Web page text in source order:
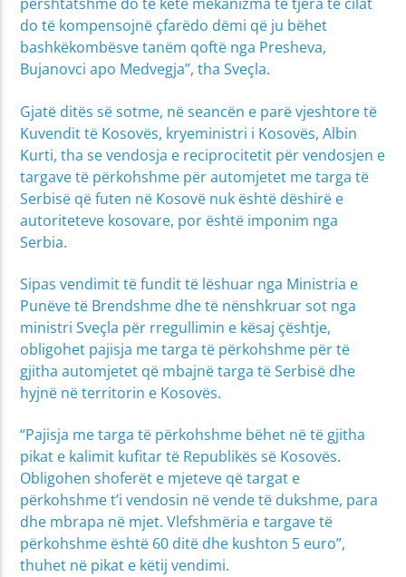
do të kompensojnë çfarëdo dëmi që ju bëhet
bashkëkombësve tanëm qoftë nga Presheva,
Bujanovci apo Medvegja”, tha Sveçla.
Gjatë ditës së sotme, në seancën e parë vjeshtore të
Kuvendit të Kosovës, kryeministri i Kosovës, Albin
Kurti, tha se vendosja e reciprocitetit për vendosjen e
targave të përkohshme për automjetet me targa të
Serbisë që futen në Kosovë nuk është dëshirë e
autoriteteve kosovare, por është imponim nga
Serbia.
Sipas vendimit të fundit të lëshuar nga Ministria e
Punëve të Brendshme dhe të nënshkruar sot nga
ministri Sveçla për rregullimin e kësaj çështje,
obligohet pajisja me targa të përkohshme për të
gjitha automjetet që mbajnë targa të Serbisë dhe
hyjnë në territorin e Kosovës.
“Pajisja me targa të përkohshme bëhet në të gjitha
pikat e kalimit kufitar të Republikës së Kosovës.
Obligohen shoferët e mjeteve që targat e
përkohshme t’i vendosin në vende të dukshme, para
dhe mbrapa në mjet. Vlefshmëria e targave të
përkohshme është 60 ditë dhe kushton 5 euro”,
thuhet në pikat e këtij vendimi.